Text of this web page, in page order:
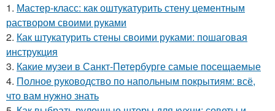
1. Мастер-класс: как оштукатурить стену цементным
раствором своими руками
2. Как штукатурить стены своими руками: пошаговая
инструкция
3. Какие музеи в Санкт-Петербурге самые посещаемые
4. Полное руководство по напольным покрытиям: всё,
что вам нужно знать